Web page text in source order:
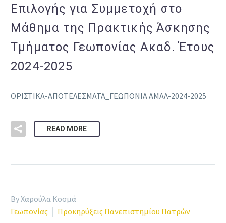
Επιλογής για Συμμετοχή στο
Μάθημα της Πρακτικής Άσκησης
Τμήματος Γεωπονίας Ακαδ. Έτους
2024-2025
ΟΡΙΣΤΙΚΑ-ΑΠΟΤΕΛΕΣΜΑΤΑ_ΓΕΩΠΟΝΙΑ ΑΜΑΛ-2024-2025
READ MORE
By Χαρούλα Κοσμά
Γεωπονίας
Προκηρύξεις Πανεπιστημίου Πατρών